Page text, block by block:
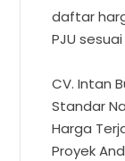
daftar
PJU
CV. Intan
Standar
Harga
Proyek